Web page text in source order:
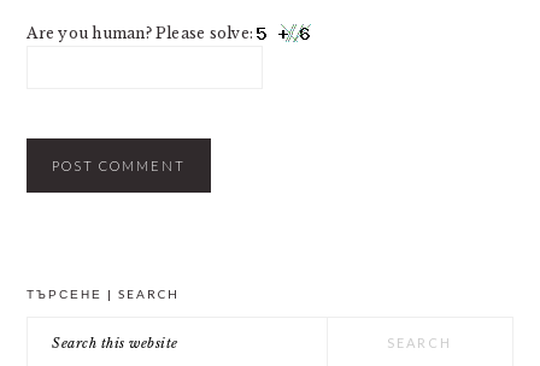
Are you human? Please solve:
ТЪРСЕНЕ | SEARCH
this